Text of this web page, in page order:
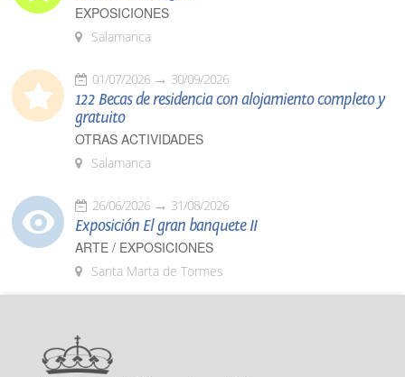
EXPOSICIONES
Salamanca
01/07/2026 30/09/2026
122 Becas de residencia con alojamiento completo y
gratuito
OTRAS ACTIVIDADES
Salamanca
26/06/2026 31/08/2026
Exposición El gran banquete II
ARTE / EXPOSICIONES
Santa Marta de Tormes